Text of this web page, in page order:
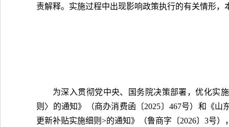
责解释。实施过程中出现影响政策执行的有关情形，
为深入贯彻党中央、国务院决策部署，优化实
则〉的通知》（商办消费函〔2025〕467号）和《
更新补贴实施细则>的通知》（鲁商字〔2026〕3号）